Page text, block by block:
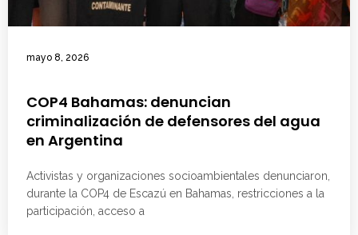
mayo 8, 2026
COP4 Bahamas: denuncian
criminalización de defensores del agua
en Argentina
Activistas y organizaciones socioambientales denunciaron,
durante la COP4 de Escazú en Bahamas, restricciones a la
participación, acceso a